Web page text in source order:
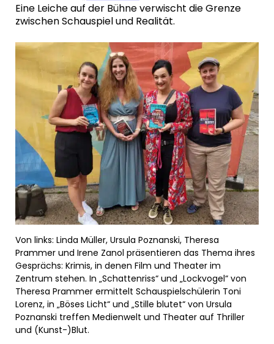
Eine Leiche auf der Bühne verwischt die Grenze
zwischen Schauspiel und Realität.
Von links: Linda Müller, Ursula Poznanski, Theresa
Prammer und Irene Zanol präsentieren das Thema ihres
Gesprächs: Krimis, in denen Film und Theater im
Zentrum stehen. In „Schattenriss“ und „Lockvogel“ von
Theresa Prammer ermittelt Schauspielschülerin Toni
Lorenz, in „Böses Licht“ und „Stille blutet“ von Ursula
Poznanski treffen Medienwelt und Theater auf Thriller
und (Kunst-)Blut.